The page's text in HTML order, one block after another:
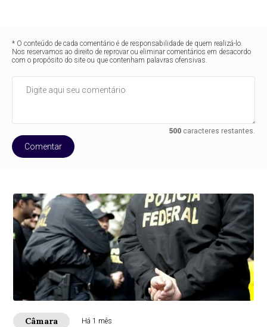
* O conteúdo de cada comentário é de responsabilidade de quem realizá-lo.
Nos reservamos ao direito de reprovar ou eliminar comentários em desacordo
com o propósito do site ou que contenham palavras ofensivas.
500caracteres restantes.
Comentar
Câmara Há 1 mês